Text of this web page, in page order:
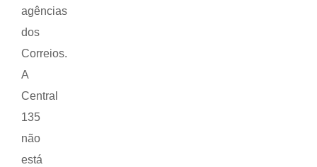
agências
dos
Correios.
A
Central
135
não
está